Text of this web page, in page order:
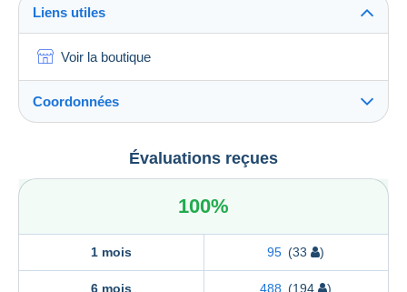
Liens utiles
Voir la boutique
Coordonnées
AUGIS CYRILLE
AUGIS CYRILLEÉvaluations reçues
100%
1 mois 95 (33 )
6 mois 488 (194 )